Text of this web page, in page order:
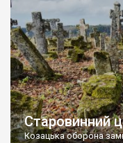
Старовинний
Козацька оборона